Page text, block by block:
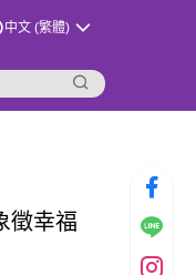
中文 (繁體)
徵幸福